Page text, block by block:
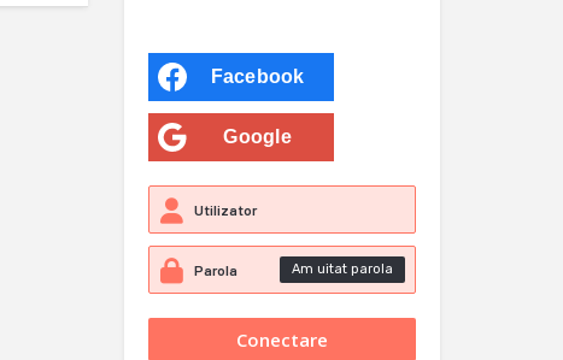
Facebook
Google
Am uitat parola